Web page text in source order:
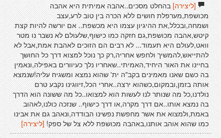
[ליצירה]בהחלט מסכים..אהבה אמיתית היא אהבה
מכושפת,מערפלת חושים ללא הכרה בין טוב לרע,עצב
ושמחה,ובכלל,את ההיגיון עצמו היא מכשפת.. אם יורשה להיות קצת
קיטש,אהבה מכושפת,גם חזקה כמו כישוף,שלעולם לא נשבר נו מטר
וואט,לעולם היא תעמוד... לא רבים הם הזוכים לאהבת אמת,אבל לא
להתייאש,להמשיך ולחפש אחריה,רק כך נוכל למצוא דרך כל החושך
בחיינו את האור היחיד,האמיתי..שאחריו נלך כעיוורים באפילה,ונאמין
בה כשם שאנו מאמינים בקב"ה ית' שהוא נמצא ומשגיח עליה!שנמצא
אותה בזמן,ובמקום,כשהוא ירצה..אחרי הכל,זיווגינו נקבע טרם
נולדנו,כל מה שנותר לנו לעשות הוא למצואו..כל מה ששונה הוא הדרך
בה נמצא אותו..אם דרך מקרה,או דרך כישוף.. שנזכה כולנו,לאהוב
באמת,ולמצוא את אשר מחפשת נפשינו הבודדה,ונאהב גם את אבינו
כמו שהוא אוהב אותנו,באהבה מכושפת ללא צל של ספק! [ליצירה]